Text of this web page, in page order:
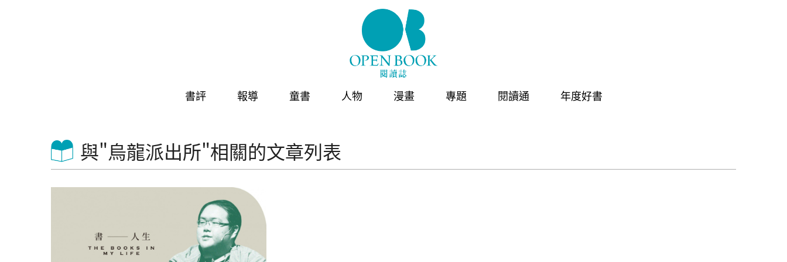
書評 報導 童書 人物 漫畫 專題 閱讀通 年度好書
與"烏龍派出所"相關的文章列表